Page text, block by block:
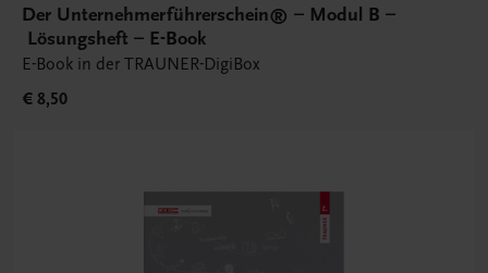
Der Unternehmerführerschein® – Modul B –
Lösungsheft – E-Book
E-Book in der TRAUNER-DigiBox
€ 8,50